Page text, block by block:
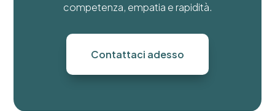
competenza, empatia e rapidità.
Contattaci adesso